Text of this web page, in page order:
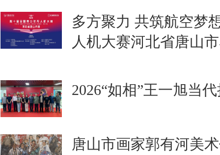
多方聚力 共筑航空梦
人机大赛河北省唐山
2026“如相”王一旭当
唐山市画家郭有河美